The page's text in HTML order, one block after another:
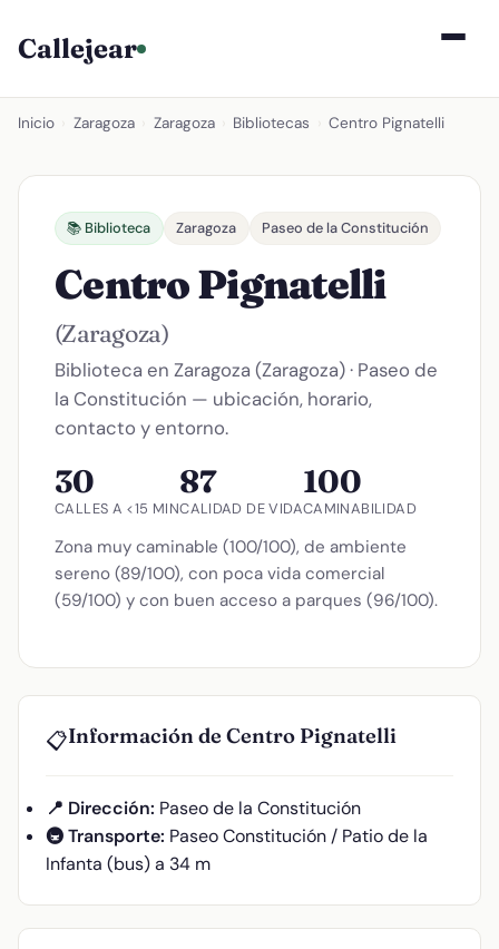
Callejear
Inicio Zaragoza Zaragoza Bibliotecas Centro Pignatelli
📚 Biblioteca Zaragoza Paseo de la Constitución
Centro Pignatelli
(Zaragoza)
Biblioteca en Zaragoza (Zaragoza) · Paseo de
la Constitución — ubicación, horario,
contacto y entorno.
30
CALLES A <15 MIN
87
CALIDAD DE VIDA
100
CAMINABILIDAD
Zona muy caminable (100/100), de ambiente
sereno (89/100), con poca vida comercial
(59/100) y con buen acceso a parques (96/100).
📋Información de Centro Pignatelli
📍 Dirección: Paseo de la Constitución
🚇 Transporte: Paseo Constitución / Patio de la
Infanta (bus) a 34 m